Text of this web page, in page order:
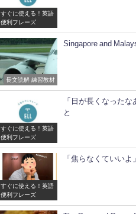
すぐに使える！英語
便利フレーズ
長文読解 練習教材
Singapore and
すぐに使える！英語
便利フレーズ
「日が長くなったな
と
すぐに使える！英語
便利フレーズ
「焦らなくていいよ